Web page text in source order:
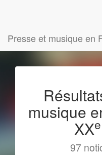
Presse et musique en
musique
XXe
97